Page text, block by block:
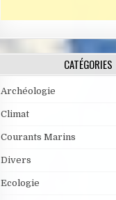
CATÉGORIES
Archéologie
Climat
Courants Marins
Divers
Ecologie